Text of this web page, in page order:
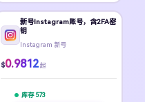
新号Instagram账号，含2FA密
钥
Instagram 新号
$0.9812 起
库存 573